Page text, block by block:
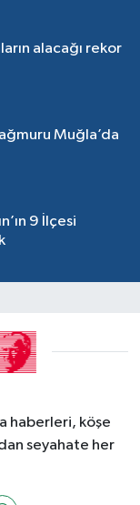
alacağı rekor
Muğla’da
9 İlçesi
haberleri, köşe
seyahate her